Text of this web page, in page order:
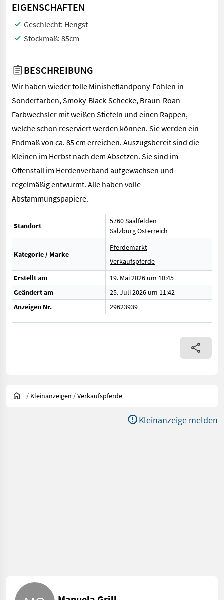
EIGENSCHAFTEN
Geschlecht: Hengst
Stockmaß: 85cm
BESCHREIBUNG
Wir haben wieder tolle Minishetlandpony-Fohlen in
Sonderfarben, Smoky-Black-Schecke, Braun-Roan-
Farbwechsler mit weißen Stiefeln und einen Rappen,
welche schon reserviert werden können. Sie werden ein
Endmaß von ca. 85 cm erreichen. Auszugsbereit sind die
Kleinen im Herbst nach dem Absetzen. Sie sind im
Offenstall im Herdenverband aufgewachsen und
regelmäßig entwurmt. Alle haben volle
Abstammungspapiere.
Standort
5760 Saalfelden
SalzburgÖsterreich
Kategorie / Marke
Pferdemarkt
Verkaufspferde
Erstellt am
19. Mai 2026 um 10:45
Geändert am
25. Juli 2026 um 11:42
Anzeigen Nr.
29623939
/ Kleinanzeigen /Verkaufspferde
Kleinanzeige melden